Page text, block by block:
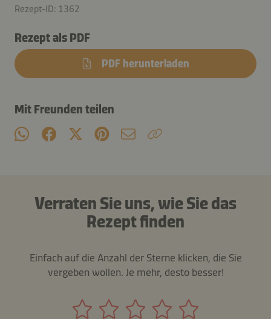
Rezept-ID: 1362
Rezept als PDF
PDF herunterladen
Mit Freunden teilen
Verraten Sie uns, wie Sie das
Rezept finden
Einfach auf die Anzahl der Sterne klicken, die Sie
vergeben wollen. Je mehr, desto besser!